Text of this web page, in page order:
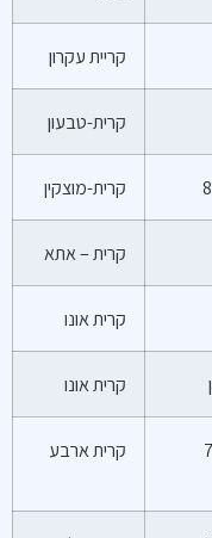
קריית עקרון
קרית-טבעון
קרית-מוצקין
קרית – אתא
קרית אונו
קרית אונו
קרית ארבע